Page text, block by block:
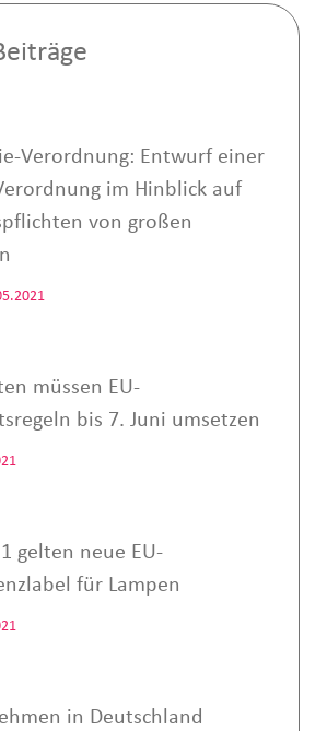
Verordnung: Entwurf einer
im Hinblick auf
von großen
müssen EU-
bis 7. Juni umsetzen
gelten neue EU-
für Lampen
in Deutschland